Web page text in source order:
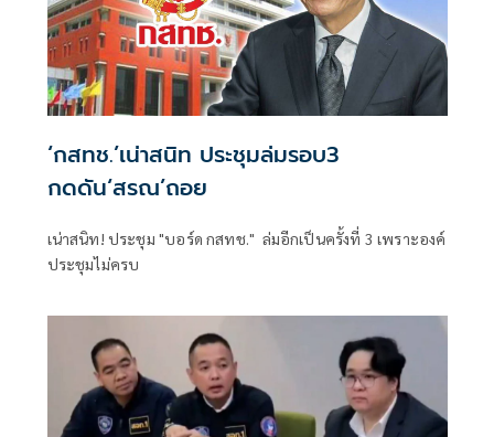
‘กสทช.’เน่าสนิท ประชุมล่มรอบ3
กดดัน‘สรณ’ถอย
เน่าสนิท! ประชุม "บอร์ด กสทช." ล่มอีกเป็นครั้งที่ 3 เพราะองค์
ประชุมไม่ครบ